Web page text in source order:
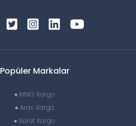
Popüler Markalar
MNG Kargo
Aras Kargo
Sürat Kargo